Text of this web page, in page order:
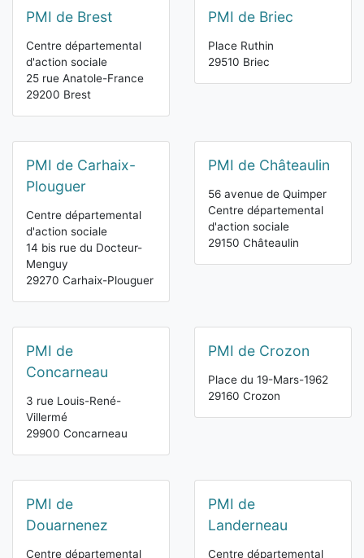
PMI de Brest
Centre départemental
d'action sociale
25 rue Anatole-France
29200 Brest
PMI de Briec
Place Ruthin
29510 Briec
PMI de Carhaix-
Plouguer
Centre départemental
d'action sociale
14 bis rue du Docteur-
Menguy
29270 Carhaix-Plouguer
PMI de Châteaulin
56 avenue de Quimper
Centre départemental
d'action sociale
29150 Châteaulin
PMI de
Concarneau
3 rue Louis-René-
Villermé
29900 Concarneau
PMI de Crozon
Place du 19-Mars-1962
29160 Crozon
PMI de
Douarnenez
Centre départemental
PMI de
Landerneau
Centre départemental